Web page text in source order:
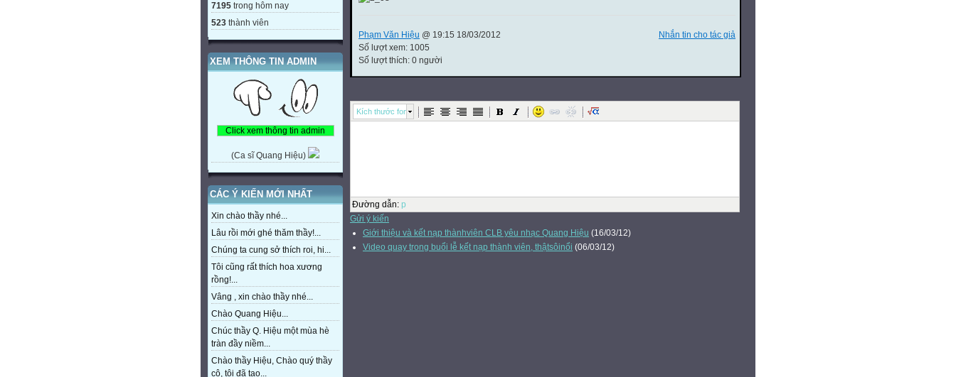
7195 trong hôm nay
523 thành viên
XEM THÔNG TIN ADMIN
(Ca sĩ Quang Hiệu)
CÁC Ý KIẾN MỚI NHẤT
Xin chào thầy nhé...
Lâu rồi mới ghé thăm thầy!...
Chúng ta cung sở thích roi, hi...
Tôi cũng rất thích hoa xương
rồng!...
Vâng , xin chào thầy nhé...
Chào Quang Hiệu...
Chúc thầy Q. Hiệu một mùa hè
tràn đầy niềm...
Chào thầy Hiệu, Chào quý thầy
cô, tôi đã tạo...
Nhắn tin cho tác giả
Phạm Văn Hiệu @ 19:15 18/03/2012
Số lượt xem: 1005
Số lượt thích: 0 người
Kích thước font
Đường dẫn: p
Gửi ý kiến
Giới thiệu và kết nạp thànhviên CLB yêu nhạc Quang Hiệu (16/03/12)
Video quay trong buổi lễ kết nạp thành viên, thậtsôinổi (06/03/12)